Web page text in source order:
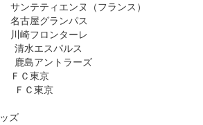
ティエンヌ（フランス）
屋グランパス
フロンターレ
エスパルス
アントラーズ
Ｃ東京
Ｃ東京
ズ